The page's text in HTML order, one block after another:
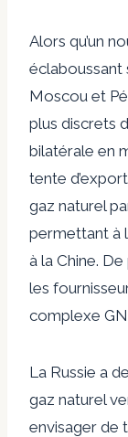
Alors qu’un
éclaboussant
Moscou et
plus discrets
bilatérale en
tente
gaz naturel
permettant à
à la Chine.
les
complexe
La Russie a
gaz naturel
envisager de